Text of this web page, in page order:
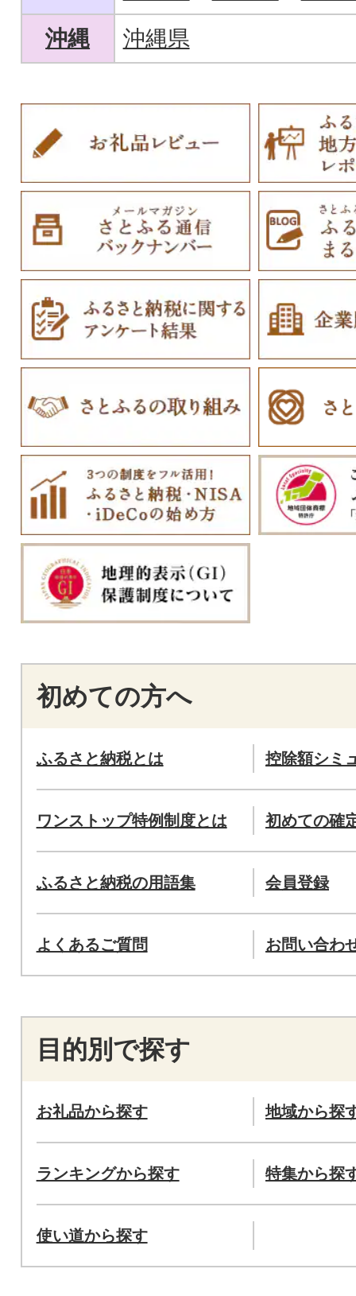
沖縄
沖縄県
初めての方へ
ふるさと納税とは 控除額シミ
ワンストップ特例制度とは 初めての確
ふるさと納税の用語集 会員登録
よくあるご質問 お問い合わ
目的別で探す
お礼品から探す 地域から探
ランキングから探す 特集から探
使い道から探す